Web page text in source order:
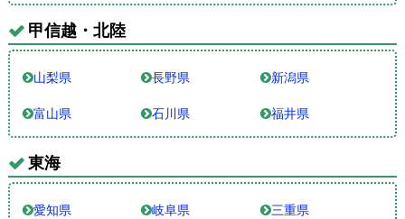
甲信越・北陸
山梨県 長野県 新潟県
富山県 石川県 福井県
東海
愛知県 岐阜県 三重県